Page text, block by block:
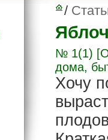
/
№ 1(1)
дома,
Хочу